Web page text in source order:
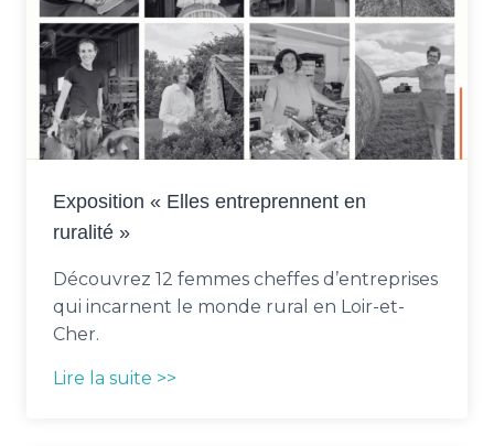
Exposition « Elles entreprennent en
ruralité »
Découvrez 12 femmes cheffes d’entreprises
qui incarnent le monde rural en Loir-et-
Cher.
Lire la suite >>